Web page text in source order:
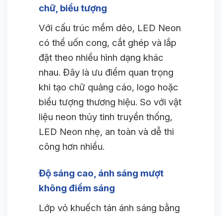
chữ, biểu tượng
Với cấu trúc mềm dẻo, LED Neon
có thể uốn cong, cắt ghép và lắp
đặt theo nhiều hình dạng khác
nhau. Đây là ưu điểm quan trọng
khi tạo chữ quảng cáo, logo hoặc
biểu tượng thương hiệu. So với vật
liệu neon thủy tinh truyền thống,
LED Neon nhẹ, an toàn và dễ thi
công hơn nhiều.
Độ sáng cao, ánh sáng mượt
không điểm sáng
Lớp vỏ khuếch tán ánh sáng bằng